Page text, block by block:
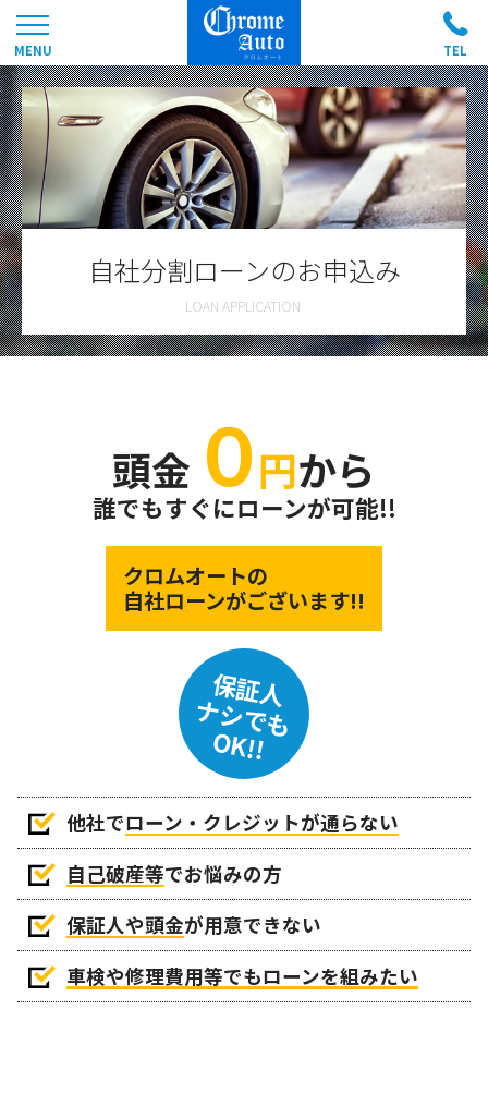
自社分割ローンのお申込み
頭金 ０円から
誰でもすぐにローンが可能!!
クロムオートの
自社ローンがございます!!
保証人
ナシでも
OK!!
他社でローン・クレジットが通らない
自己破産等でお悩みの方
保証人や頭金が用意できない
車検や修理費用等でもローンを組みたい